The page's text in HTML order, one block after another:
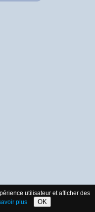
utilisateur et afficher des
plus OK